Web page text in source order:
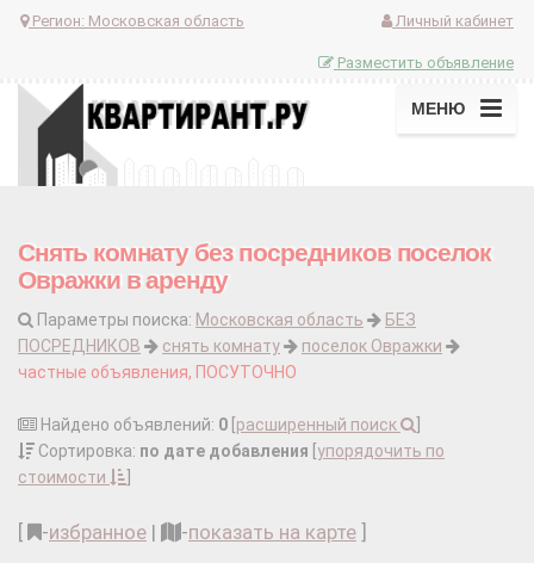
Регион: Московская область Личный кабинет
Разместить объявление
МЕНЮ
Снять комнату без посредников поселок
Овражки в аренду
Параметры поиска: Московская область
БЕЗ
ПОСРЕДНИКОВ
снять комнату
поселок Овражки
частные объявления, ПОСУТОЧНО
Найдено объявлений: 0 расширенный поиск
Сортировка: по дате добавления упорядочить по
стоимости
-избранное | -показать на карте